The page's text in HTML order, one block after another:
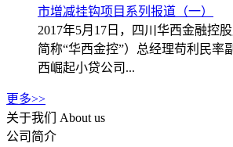
市增减挂钩项目系列报道（一）
2017年5月17日，四川华西金融控
简称“华西金控”）总经理苟利民率
西崛起小贷公司...
更多>>
关于我们
About us
公司简介